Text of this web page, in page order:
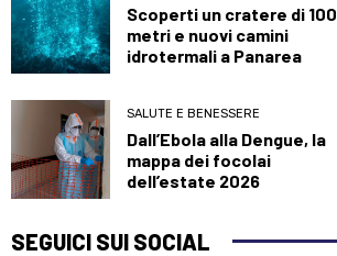
Scoperti un cratere di 100
metri e nuovi camini
idrotermali a Panarea
SALUTE E BENESSERE
Dall’Ebola alla Dengue, la
mappa dei focolai
dell’estate 2026
SEGUICI SUI SOCIAL